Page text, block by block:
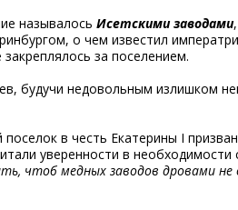
называлось Исетскими заводами
о чем известил
за поселением.
будучи недовольным излишком
поселок в честь Екатерины I
уверенности в
чтоб медных заводов дровами не